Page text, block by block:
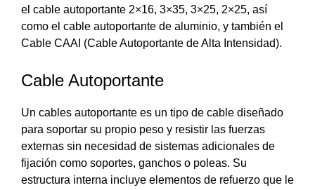
el cable autoportante 2×16, 3×35, 3×25, 2×25, así
como el cable autoportante de aluminio, y también el
Cable CAAI (Cable Autoportante de Alta Intensidad).
Cable Autoportante
Un cables autoportante es un tipo de cable diseñado
para soportar su propio peso y resistir las fuerzas
externas sin necesidad de sistemas adicionales de
fijación como soportes, ganchos o poleas. Su
estructura interna incluye elementos de refuerzo que le